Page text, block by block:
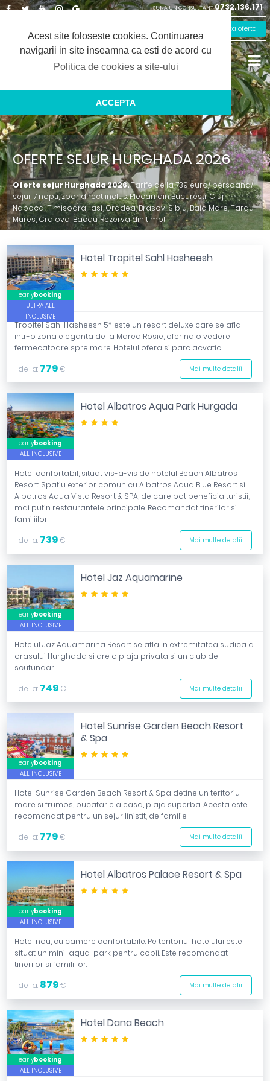
Acest site foloseste cookies. Continuarea
navigarii in site inseamna ca esti de acord cu
Politica de cookies a site-ului
ACCEPTA
OFERTE SEJUR HURGHADA 2026
Oferte sejur Hurghada 2026.Tarife de la 739 euro/ persoana/
sejur 7 nopti, zbor direct inclus. Plecari din Bucuresti, Cluj
Napoca, Timisoara, Iasi, Oradea, Brasov, Sibiu, Baia Mare, Targu
Mures, Craiova, Bacau. Rezerva din timp!
Hotel Tropitel Sahl Hasheesh
ULTRA ALL
INCLUSIVE
earlybooking
Tropitel Sahl Hasheesh 5* este un resort deluxe care se afla
intr-o zona eleganta de la Marea Rosie, oferind o vedere
fermecatoare spre mare. Hotelul ofera si parc acvatic.
de la: 779€ Mai multe detalii
Hotel Albatros Aqua Park Hurgada
ALL INCLUSIVE
earlybooking
Hotel confortabil, situat vis-a-vis de hotelul Beach Albatros
Resort. Spatiu exterior comun cu Albatros Aqua Blue Resort si
Albatros Aqua Vista Resort & SPA, de care pot beneficia turistii,
mai putin restaurantele principale. Recomandat tinerilor si
familiilor.
de la: 739€ Mai multe detalii
Hotel Jaz Aquamarine
ALL INCLUSIVE
earlybooking
Hotelul Jaz Aquamarina Resort se afla in extremitatea sudica a
orasului Hurghada si are o plaja privata si un club de
scufundari.
de la: 749€ Mai multe detalii
Hotel Sunrise Garden Beach Resort
& Spa
ALL INCLUSIVE
earlybooking
Hotel Sunrise Garden Beach Resort & Spa detine un teritoriu
mare si frumos, bucatarie aleasa, plaja superba. Acesta este
recomandat pentru un sejur linistit, de familie.
de la: 779€ Mai multe detalii
Hotel Albatros Palace Resort & Spa
ALL INCLUSIVE
earlybooking
Hotel nou, cu camere confortabile. Pe teritoriul hotelului este
situat un mini-aqua-park pentru copii. Este recomandat
tinerilor si familiilor.
de la: 879€ Mai multe detalii
Hotel Dana Beach
ALL INCLUSIVE
earlybooking
SUNA UN CONSULTANT0732.136.171
Plus
Solicita oferta